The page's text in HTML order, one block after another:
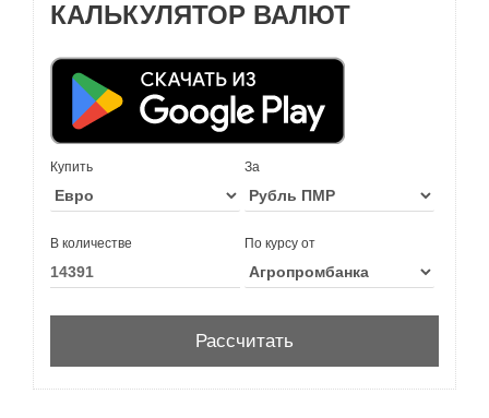
КАЛЬКУЛЯТОР ВАЛЮТ
Купить За
В количестве По курсу от